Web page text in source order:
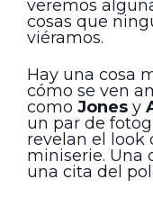
veremos
cosas que
viéramos.
Hay una cosa
cómo se ven
como Jones y
un par de
revelan el look
miniserie. Una
una cita del